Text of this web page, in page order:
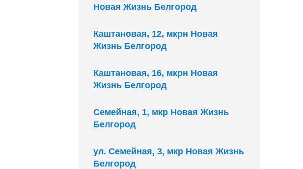
Новая Жизнь Белгород
Каштановая, 12, мкрн Новая
Жизнь Белгород
Каштановая, 16, мкрн Новая
Жизнь Белгород
Семейная, 1, мкр Новая Жизнь
Белгород
ул. Семейная, 3, мкр Новая Жизнь
Белгород